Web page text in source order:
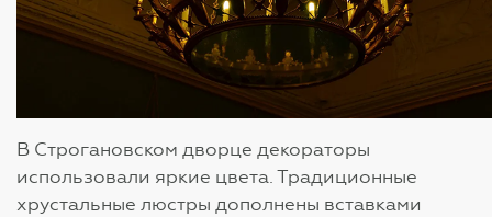
В Строгановском дворце декораторы
использовали яркие цвета. Традиционные
хрустальные люстры дополнены вставками